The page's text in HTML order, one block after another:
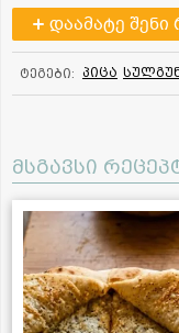
დაამატე შენი
ტეგები: პიცა
მსგავსი